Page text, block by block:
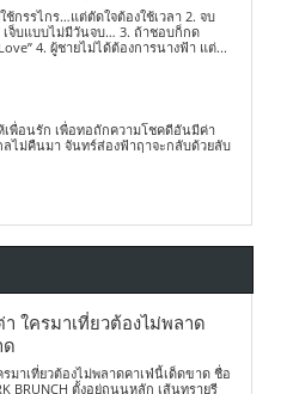
ช้กรรไกร…แต่ตัดใจต้องใช้เวลา 2. จบ
เจ็บแบบไม่มีวันจบ… 3. ถ้าชอบก็กด
4. ผู้ชายไม่ได้ต้องการนางฟ้า แต่...
พื่อนรัก เพื่อทอถักความโชคดีอันมีค่า
ไม่คืนมา จันทร์ส่องฟ้าฤาจะกลับด้วยลับ
า ใครมาเที่ยวต้องไม่พลาด
ด
รมาเที่ยวต้องไม่พลาดคาเฟ่นี้เด็ดขาด ชื่อ
BRUNCH ตั้งอยู่ถนนหลัก เส้นทรายรี